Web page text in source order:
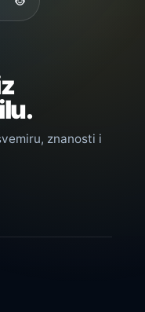
znanosti i